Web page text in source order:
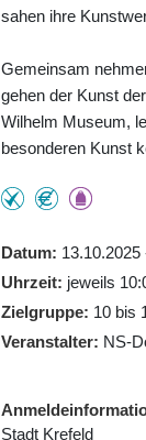
sahen ihre
Gemeinsam
gehen der Kunst
Wilhelm Museum,
besonderen Kunst
Datum
13.10.2025
Uhrzeit
jeweils
Zielgruppe
10 bis
Veranstalter
NS-
Stadt Krefeld